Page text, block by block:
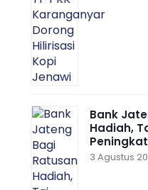
Bank
Hadiah,
3 Agustus